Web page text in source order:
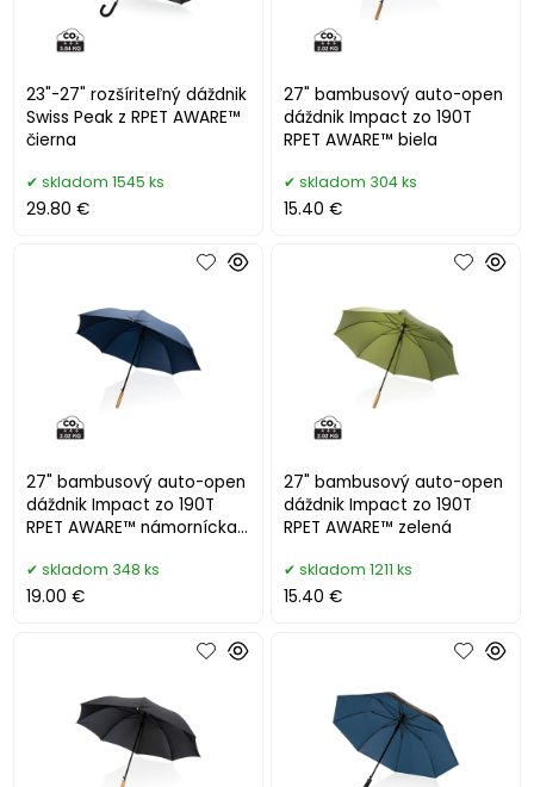
23"-27" rozšíriteľný dáždnik
Swiss Peak z RPET AWARE™
čierna
skladom 1545 ks
29.80 €
27" bambusový auto-open
dáždnik Impact zo 190T
RPET AWARE™ biela
skladom 304 ks
15.40 €
27" bambusový auto-open
dáždnik Impact zo 190T
RPET AWARE™ námornícka
skladom 348 ks
19.00 €
27" bambusový auto-open
dáždnik Impact zo 190T
RPET AWARE™ zelená
skladom 1211 ks
15.40 €